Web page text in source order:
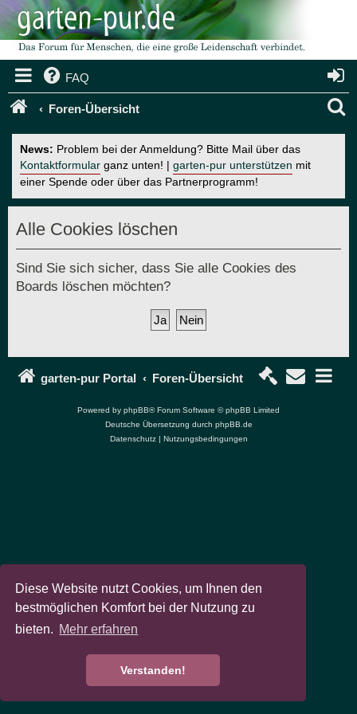
Diese Website nutzt Cookies, um Ihnen den
bestmöglichen Komfort bei der Nutzung zu
bieten. Mehr erfahren
Verstanden!
FAQ
Foren-Übersicht
News: Problem bei der Anmeldung? Bitte Mail über das
Kontaktformular ganz unten! | garten-pur unterstützen mit
einer Spende oder über das Partnerprogramm!
Alle Cookies löschen
Sind Sie sich sicher, dass Sie alle Cookies des
Boards löschen möchten?
garten-pur Portal Foren-Übersicht
Powered by phpBB® Forum Software © phpBB Limited
Deutsche Übersetzung durch phpBB.de
Datenschutz| Nutzungsbedingungen